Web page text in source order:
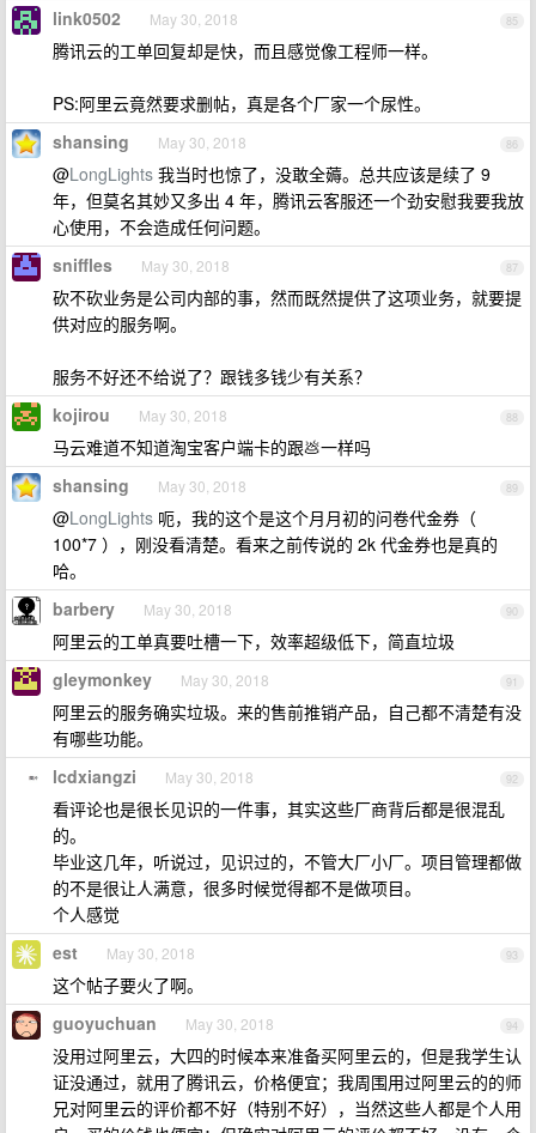
85
link0502 May 30, 2018
腾讯云的工单回复却是快，而且感觉像工程师一样。
PS:阿里云竟然要求删帖，真是各个厂家一个尿性。
86
shansing May 30, 2018
@LongLights 我当时也惊了，没敢全薅。总共应该是续了 9
年，但莫名其妙又多出 4 年，腾讯云客服还一个劲安慰我要我放
心使用，不会造成任何问题。
87
sniffles May 30, 2018
砍不砍业务是公司内部的事，然而既然提供了这项业务，就要提
供对应的服务啊。
服务不好还不给说了？跟钱多钱少有关系？
88
kojirou May 30, 2018
马云难道不知道淘宝客户端卡的跟💩一样吗
89
shansing May 30, 2018
@LongLights 呃，我的这个是这个月月初的问卷代金券（
100*7 ），刚没看清楚。看来之前传说的 2k 代金券也是真的
哈。
90
barbery May 30, 2018
阿里云的工单真要吐槽一下，效率超级低下，简直垃圾
91
gleymonkey May 30, 2018
阿里云的服务确实垃圾。来的售前推销产品，自己都不清楚有没
有哪些功能。
92
lcdxiangzi May 30, 2018
看评论也是很长见识的一件事，其实这些厂商背后都是很混乱
的。
毕业这几年，听说过，见识过的，不管大厂小厂。项目管理都做
的不是很让人满意，很多时候觉得都不是做项目。
个人感觉
93
est May 30, 2018
这个帖子要火了啊。
94
guoyuchuan May 30, 2018
没用过阿里云，大四的时候本来准备买阿里云的，但是我学生认
证没通过，就用了腾讯云，价格便宜；我周围用过阿里云的的师
兄对阿里云的评价都不好（特别不好），当然这些人都是个人用